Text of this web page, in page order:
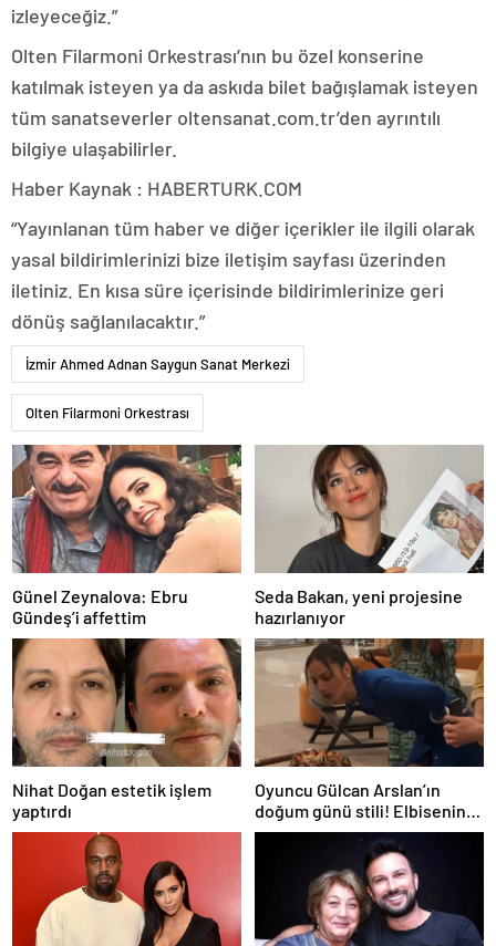
izleyeceğiz.”
Olten Filarmoni Orkestrası’nın bu özel konserine
katılmak isteyen ya da askıda bilet bağışlamak isteyen
tüm sanatseverler oltensanat.com.tr’den ayrıntılı
bilgiye ulaşabilirler.
Haber Kaynak : HABERTURK.COM
“Yayınlanan tüm haber ve diğer içerikler ile ilgili olarak
yasal bildirimlerinizi bize iletişim sayfası üzerinden
iletiniz. En kısa süre içerisinde bildirimlerinize geri
dönüş sağlanılacaktır.”
İzmir Ahmed Adnan Saygun Sanat Merkezi
Olten Filarmoni Orkestrası
Günel Zeynalova: Ebru
Gündeş’i affettim
Seda Bakan, yeni projesine
hazırlanıyor
Nihat Doğan estetik işlem
yaptırdı
Oyuncu Gülcan Arslan’ın
doğum günü stili! Elbisenin
düğmelerini kapatmadı